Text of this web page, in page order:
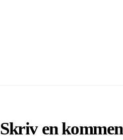
Skriv en